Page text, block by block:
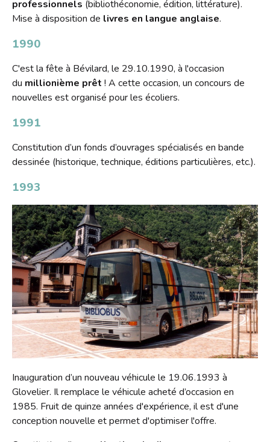
professionnels (bibliothéconomie, édition, littérature).
Mise à disposition de livres en langue anglaise.
1990
C'est la fête à Bévilard, le 29.10.1990, à l'occasion
du millionième prêt ! A cette occasion, un concours de
nouvelles est organisé pour les écoliers.
1991
Constitution d’un fonds d’ouvrages spécialisés en bande
dessinée (historique, technique, éditions particulières, etc.).
1993
Inauguration d’un nouveau véhicule le 19.06.1993 à
Glovelier. Il remplace le véhicule acheté d’occasion en
1985. Fruit de quinze années d'expérience, il est d'une
conception nouvelle et permet d'optimiser l'offre.